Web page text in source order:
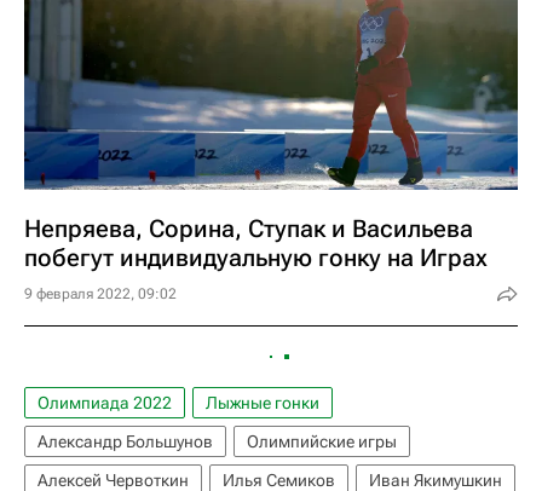
Непряева, Сорина, Ступак и Васильева
побегут индивидуальную гонку на Играх
9 февраля 2022, 09:02
Олимпиада 2022
Лыжные гонки
Александр Большунов
Олимпийские игры
Алексей Червоткин
Илья Семиков Иван Якимушкин